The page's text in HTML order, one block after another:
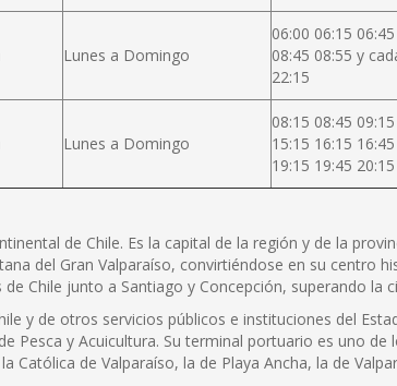
Lunes a Domingo
06:00 06:15
08:45 08:55 y
22:15
Lunes a Domingo
08:15 08:45
15:15 16:15
19:15 19:45
de Chile. Es la capital de la región y de la
del Gran Valparaíso, convirtiéndose en su centro
Chile junto a Santiago y Concepción, superando la
y de otros servicios públicos e instituciones del
Pesca y Acuicultura. Su terminal portuario es uno de
de Valparaíso, la de Playa Ancha, la de